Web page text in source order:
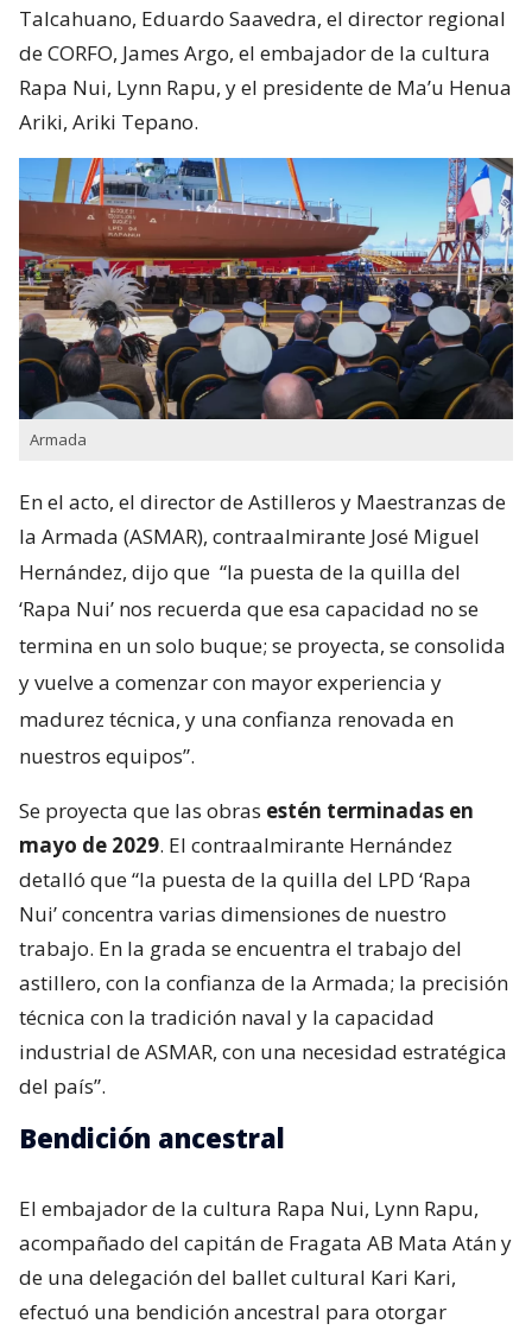
Talcahuano, Eduardo Saavedra, el director regional
de CORFO, James Argo, el embajador de la cultura
Rapa Nui, Lynn Rapu, y el presidente de Ma’u Henua
Ariki, Ariki Tepano.
Armada
En el acto, el director de Astilleros y Maestranzas de
la Armada (ASMAR), contraalmirante José Miguel
Hernández, dijo que “la puesta de la quilla del
‘Rapa Nui’ nos recuerda que esa capacidad no se
termina en un solo buque; se proyecta, se consolida
y vuelve a comenzar con mayor experiencia y
madurez técnica, y una confianza renovada en
nuestros equipos”.
Se proyecta que las obras estén terminadas en
mayo de 2029. El contraalmirante Hernández
detalló que “la puesta de la quilla del LPD ‘Rapa
Nui’ concentra varias dimensiones de nuestro
trabajo. En la grada se encuentra el trabajo del
astillero, con la confianza de la Armada; la precisión
técnica con la tradición naval y la capacidad
industrial de ASMAR, con una necesidad estratégica
del país”.
Bendición ancestral
El embajador de la cultura Rapa Nui, Lynn Rapu,
acompañado del capitán de Fragata AB Mata Atán y
de una delegación del ballet cultural Kari Kari,
efectuó una bendición ancestral para otorgar